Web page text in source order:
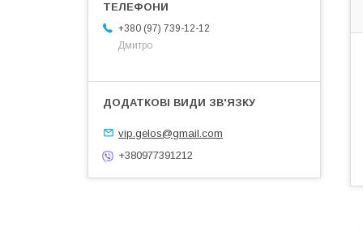
+380 (97) 739-12-12
Дмитро
vip.gelos@gmail.com
+380977391212